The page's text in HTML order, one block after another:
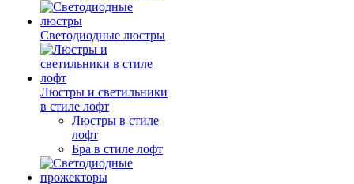
Светодиодные люстры
Люстры и светильники
в стиле лофт
Люстры в стиле
лофт
Бра в стиле лофт